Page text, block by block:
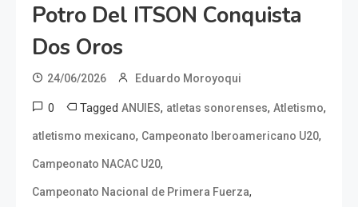
Potro Del ITSON Conquista
Dos Oros
24/06/2026 Eduardo Moroyoqui
0 Tagged ANUIES, atletas sonorenses, Atletismo,
atletismo mexicano, Campeonato Iberoamericano U20,
Campeonato NACAC U20,
Campeonato Nacional de Primera Fuerza,